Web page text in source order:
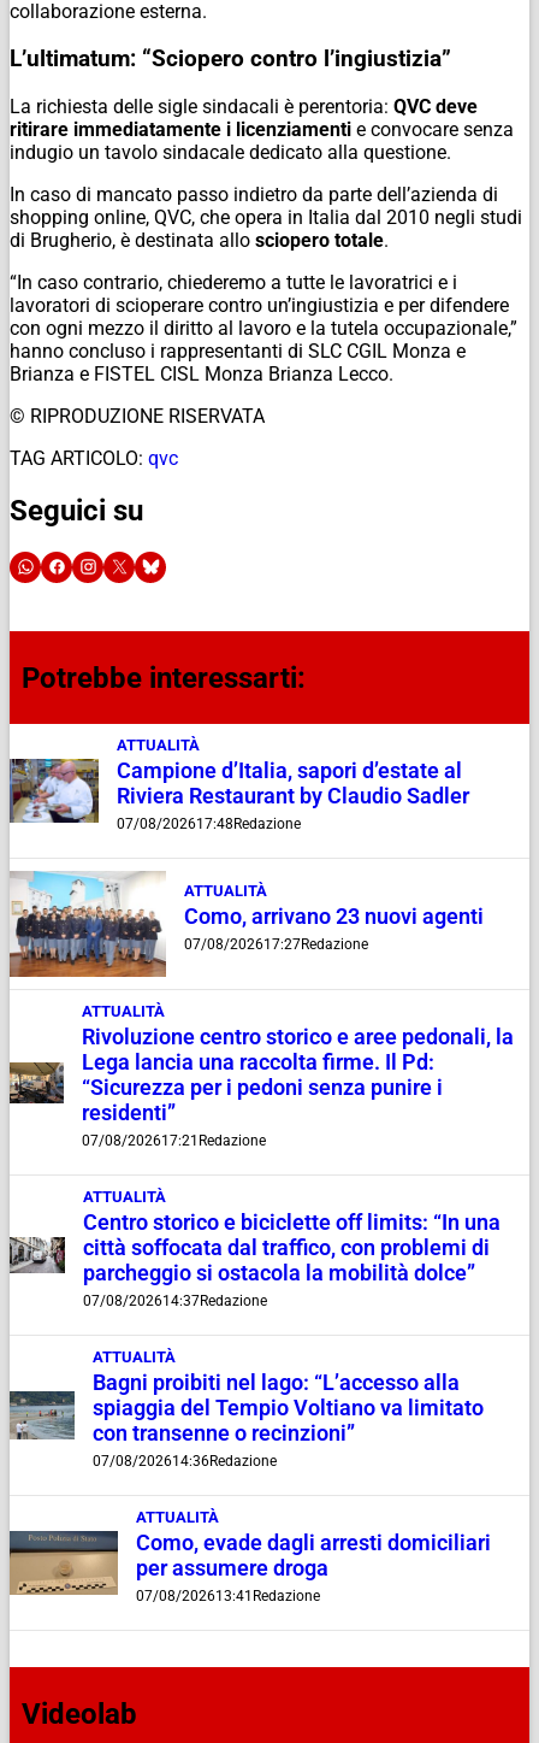
collaborazione esterna.
L’ultimatum: “Sciopero contro l’ingiustizia”
La richiesta delle sigle sindacali è perentoria: QVC deve
ritirare immediatamente i licenziamenti e convocare senza
indugio un tavolo sindacale dedicato alla questione.
In caso di mancato passo indietro da parte dell’azienda di
shopping online, QVC, che opera in Italia dal 2010 negli studi
di Brugherio, è destinata allo sciopero totale.
“In caso contrario, chiederemo a tutte le lavoratrici e i
lavoratori di scioperare contro un’ingiustizia e per difendere
con ogni mezzo il diritto al lavoro e la tutela occupazionale,”
hanno concluso i rappresentanti di SLC CGIL Monza e
Brianza e FISTEL CISL Monza Brianza Lecco.
© RIPRODUZIONE RISERVATA
TAG ARTICOLO: qvc
Seguici su
Potrebbe interessarti:
ATTUALITÀ
Campione d’Italia, sapori d’estate al
Riviera Restaurant by Claudio Sadler
07/08/202617:48 Redazione
ATTUALITÀ
Como, arrivano 23 nuovi agenti
07/08/202617:27Redazione
ATTUALITÀ
Rivoluzione centro storico e aree pedonali, la
Lega lancia una raccolta firme. Il Pd:
“Sicurezza per i pedoni senza punire i
residenti”
07/08/202617:21 Redazione
ATTUALITÀ
Centro storico e biciclette off limits: “In una
città soffocata dal traffico, con problemi di
parcheggio si ostacola la mobilità dolce”
07/08/202614:37Redazione
ATTUALITÀ
Bagni proibiti nel lago: “L’accesso alla
spiaggia del Tempio Voltiano va limitato
con transenne o recinzioni”
07/08/202614:36Redazione
ATTUALITÀ
Como, evade dagli arresti domiciliari
per assumere droga
07/08/202613:41 Redazione
Videolab